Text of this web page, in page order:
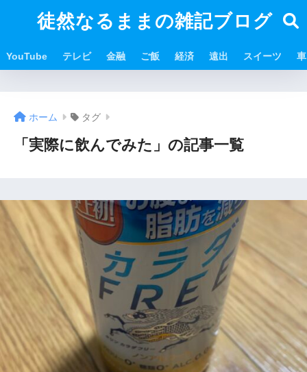
徒然なるままの雑記ブログ
YouTube テレビ 金融 ご飯 経済 遠出 スイーツ 車
ホーム タグ
「実際に飲んでみた」の記事一覧